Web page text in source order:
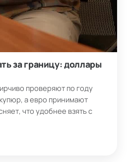
за границу: доллары
проверяют по году
а евро принимают
что удобнее взять с